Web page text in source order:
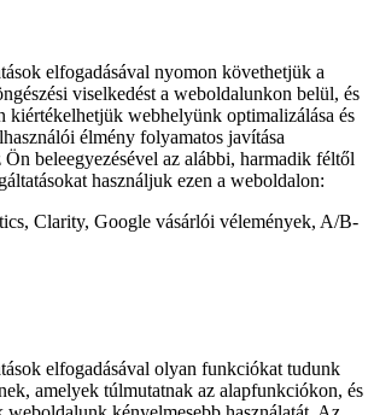
elfogadásával nyomon követhetjük a
viselkedést a weboldalunkon belül, és
kiértékelhetjük webhelyünk optimalizálása és
élmény folyamatos javítása
Ön beleegyezésével az alábbi, harmadik féltől
használjuk ezen a weboldalon:
Clarity, Google vásárlói vélemények, A/B-
elfogadásával olyan funkciókat tudunk
amelyek túlmutatnak az alapfunkciókon, és